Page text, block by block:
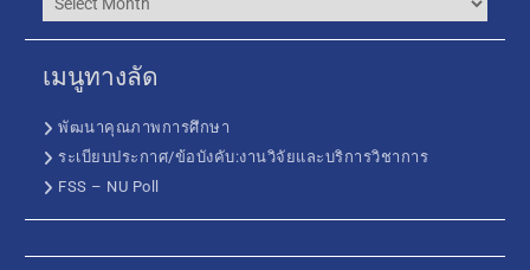
เมนูทางลัด
พัฒนาคุณภาพการศึกษา
ระเบียบประกาศ/ข้อบังคับ:งานวิจัยและบริการวิชาการ
FSS – NU Poll